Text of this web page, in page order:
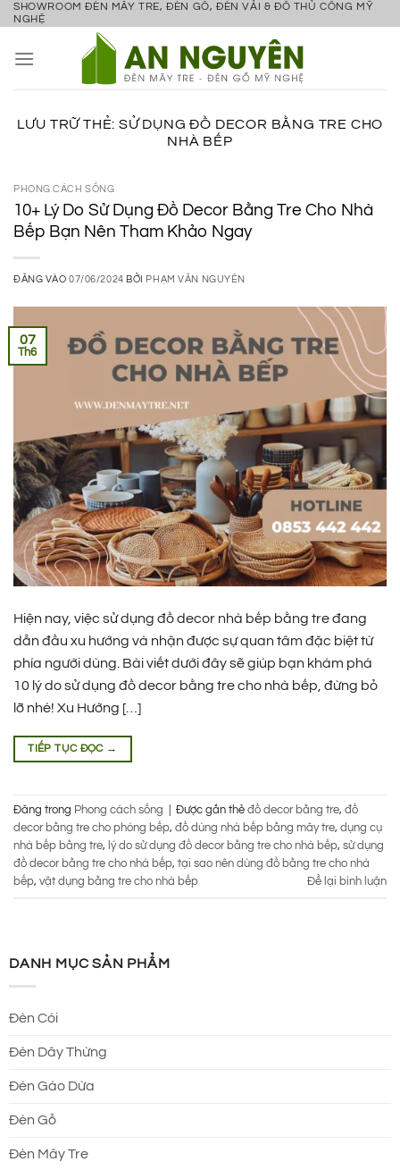
Bỏ
nội
SHOWROOM ĐÈN MÂY TRE, ĐÈN GỖ, ĐÈN VẢI & ĐỒ THỦ CÔNG MỸ
NGHỆ
LƯU TRỮ THẺ:SỬ DỤNG ĐỒ DECOR BẰNG TRE CHO
NHÀ BẾP
PHONG CÁCH SỐNG
10+ Lý Do Sử Dụng Đồ Decor Bằng Tre Cho Nhà
Bếp Bạn Nên Tham Khảo Ngay
ĐĂNG VÀO07/06/2024 BỞI PHẠM VĂN NGUYÊN
07
Th6
Hiện nay, việc sử dụng đồ decor nhà bếp bằng tre đang
dẫn đầu xu hướng và nhận được sự quan tâm đặc biệt từ
phía người dùng. Bài viết dưới đây sẽ giúp bạn khám phá
10 lý do sử dụng đồ decor bằng tre cho nhà bếp, đừng bỏ
lỡ nhé! Xu Hướng […]
TIẾP TỤC ĐỌC →
Đăng trong Phong cách sống Được gắn thẻ đồ decor bằng tre, đồ
decor bằng tre cho phòng bếp, đồ dùng nhà bếp bằng mây tre, dụng cụ
nhà bếp bằng tre, lý do sử dụng đồ decor bằng tre cho nhà bếp, sử dụng
đồ decor bằng tre cho nhà bếp, tại sao nên dùng đồ bằng tre cho nhà
bếp, vật dụng bằng tre cho nhà bếp Để lại bình luận
DANH MỤC SẢN PHẨM
Đèn Cói
Đèn Dây Thừng
Đèn Gáo Dừa
Đèn Gỗ
Đèn Mây Tre